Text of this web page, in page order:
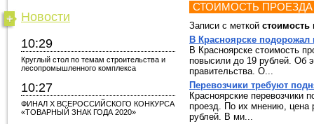
Новости
10:29
Круглый стол по темам строительства и
лесопромышленного комплекса
10:27
ФИНАЛ X ВСЕРОССИЙСКОГО КОНКУРСА
«ТОВАРНЫЙ ЗНАК ГОДА 2020»
СТОИМОСТЬ ПРОЕЗДА
Записи с меткой стоимость
В Красноярске подорожал
В Красноярске стоимость
повысили до 19 рублей. Об
правительства. О...
Перевозчики требуют
Красноярские перевозчики
проезд. По их мнению, цена
рублей. В ми...